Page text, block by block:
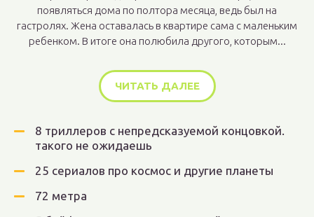
появляться дома по полтора месяца, ведь был на
гастролях. Жена оставалась в квартире сама с маленьким
ребенком. В итоге она полюбила другого, которым...
ЧИТАТЬ ДАЛЕЕ
8 триллеров с непредсказуемой концовкой.
такого не ожидаешь
25 сериалов про космос и другие планеты
72 метра